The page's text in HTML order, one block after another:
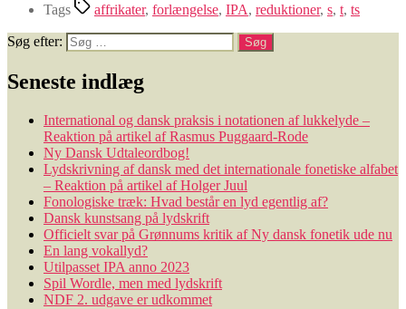
Tags affrikater, forlængelse, IPA, reduktioner, s, t, ts
Søg efter:
Seneste indlæg
International og dansk praksis i notationen af lukkelyde –
Reaktion på artikel af Rasmus Puggaard-Rode
Ny Dansk Udtaleordbog!
Lydskrivning af dansk med det internationale fonetiske alfabet
– Reaktion på artikel af Holger Juul
Fonologiske træk: Hvad består en lyd egentlig af?
Dansk kunstsang på lydskrift
Officielt svar på Grønnums kritik af Ny dansk fonetik ude nu
En lang vokallyd?
Utilpasset IPA anno 2023
Spil Wordle, men med lydskrift
NDF 2. udgave er udkommet